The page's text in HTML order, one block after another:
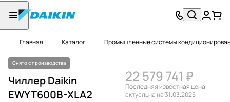
Главная Каталог Промышленные системы
Снято с производства
Чиллер Daikin
EWYT600B-XLA2
22 579 741 ₽
Последняя известная цена
актуальна на 31.03.2025